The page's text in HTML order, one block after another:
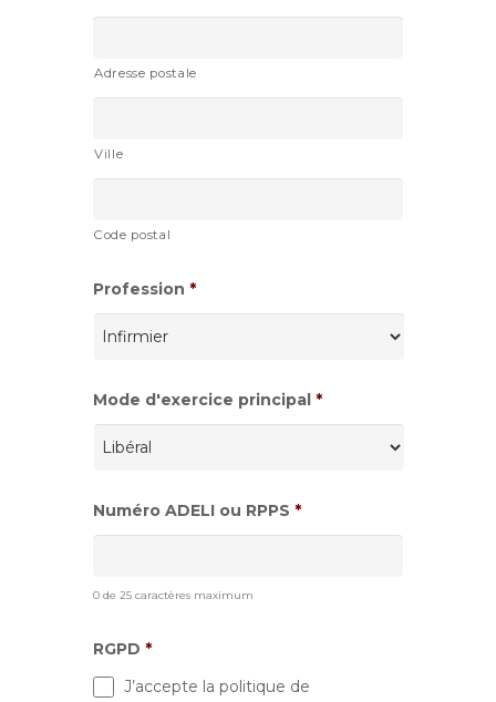
Adresse postale
Ville
Code postal
Profession *
Mode d'exercice principal *
Numéro ADELI ou RPPS *
0 de 25 caractères maximum
RGPD *
J’accepte la politique de